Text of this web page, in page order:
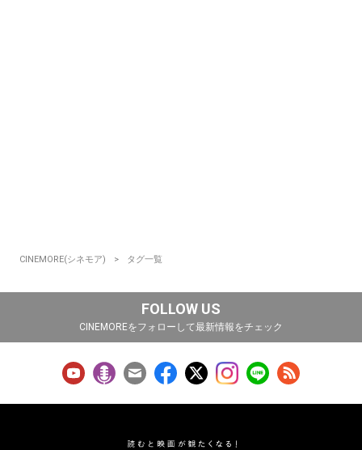
CINEMORE(シネモア) タグ一覧
FOLLOW US
CINEMOREをフォローして最新情報をチェック